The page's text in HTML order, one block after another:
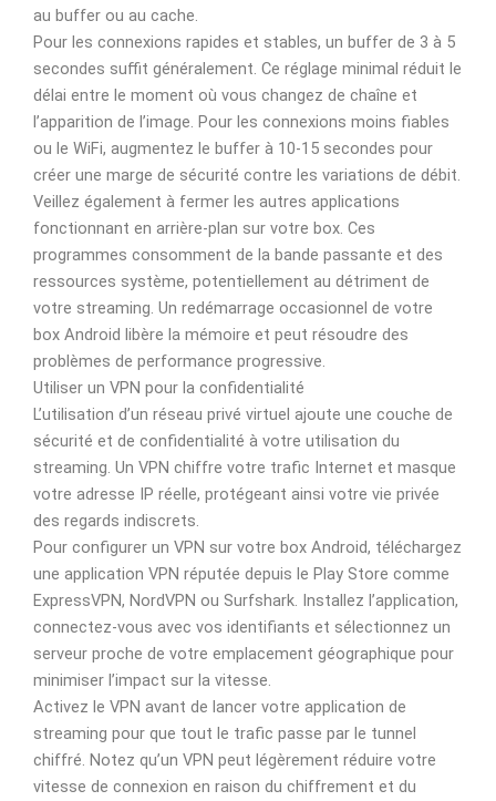
au buffer ou au cache.
Pour les connexions rapides et stables, un buffer de 3 à 5
secondes suffit généralement. Ce réglage minimal réduit le
délai entre le moment où vous changez de chaîne et
l’apparition de l’image. Pour les connexions moins fiables
ou le WiFi, augmentez le buffer à 10-15 secondes pour
créer une marge de sécurité contre les variations de débit.
Veillez également à fermer les autres applications
fonctionnant en arrière-plan sur votre box. Ces
programmes consomment de la bande passante et des
ressources système, potentiellement au détriment de
votre streaming. Un redémarrage occasionnel de votre
box Android libère la mémoire et peut résoudre des
problèmes de performance progressive.
Utiliser un VPN pour la confidentialité
L’utilisation d’un réseau privé virtuel ajoute une couche de
sécurité et de confidentialité à votre utilisation du
streaming. Un VPN chiffre votre trafic Internet et masque
votre adresse IP réelle, protégeant ainsi votre vie privée
des regards indiscrets.
Pour configurer un VPN sur votre box Android, téléchargez
une application VPN réputée depuis le Play Store comme
ExpressVPN, NordVPN ou Surfshark. Installez l’application,
connectez-vous avec vos identifiants et sélectionnez un
serveur proche de votre emplacement géographique pour
minimiser l’impact sur la vitesse.
Activez le VPN avant de lancer votre application de
streaming pour que tout le trafic passe par le tunnel
chiffré. Notez qu’un VPN peut légèrement réduire votre
vitesse de connexion en raison du chiffrement et du